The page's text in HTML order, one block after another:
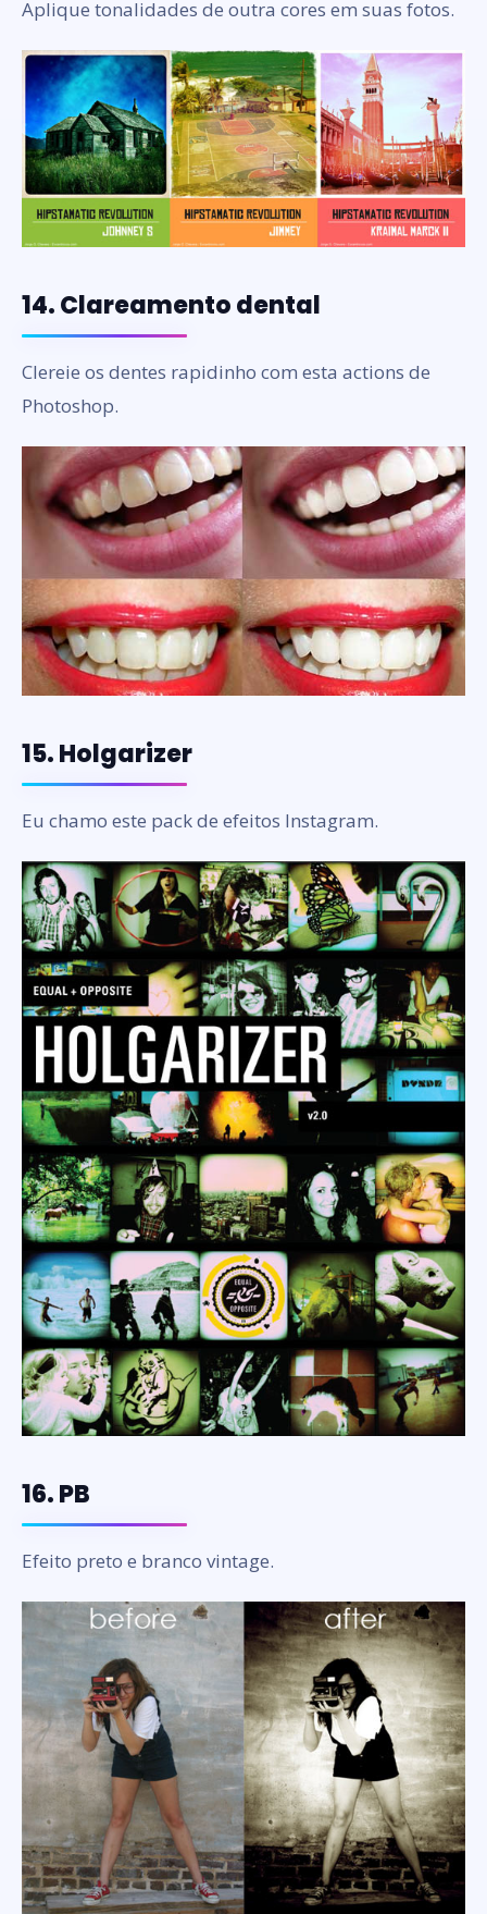
Aplique tonalidades de outra cores em suas fotos.
14. Clareamento dental
Clereie os dentes rapidinho com esta actions de
Photoshop.
15. Holgarizer
Eu chamo este pack de efeitos Instagram.
16. PB
Efeito preto e branco vintage.